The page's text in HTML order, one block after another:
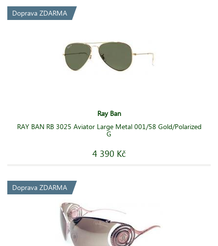
Doprava ZDARMA
Ray Ban
RAY BAN RB 3025 Aviator Large Metal 001/58 Gold/Polarized
G
4 390 Kč
Doprava ZDARMA